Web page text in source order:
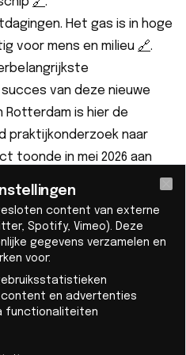
Het gas is in hoge
voor mens en milieu 🔗︎.
van deze nieuwe
Rotterdam is hier de
praktijkonderzoek naar
toonde in mei 2026 aan
veilig kan verlopen. Dit
en met gebruik van
die lekkage effectief
de veiligheid en
Vanwege de hoge toxiciteit
veiligheidsafstanden dan
content van externe
Spotify, Vimeo). Deze
gegevens verzamelen en
voor:
content en advertenties
functionaliteiten